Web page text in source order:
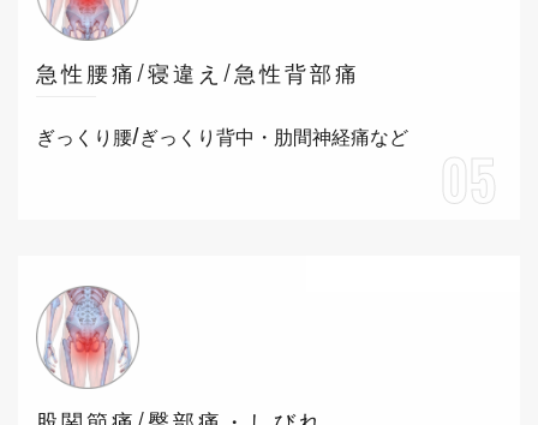
急性腰痛/寝違え/急性背部痛
ぎっくり腰/ぎっくり背中・肋間神経痛など
05